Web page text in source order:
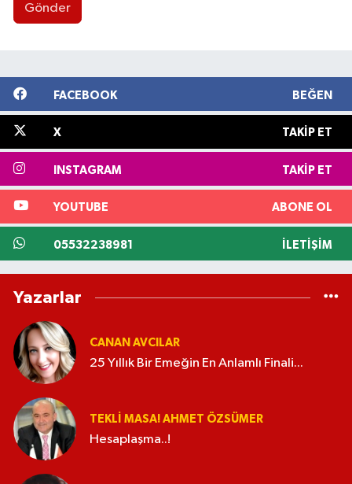
Gönder
FACEBOOK BEĞEN
X TAKIP ET
INSTAGRAM TAKIP ET
YOUTUBE ABONE OL
05532238981 İLETIŞIM
Yazarlar
CANAN AVCILAR
25 Yıllık Bir Emeğin En Anlamlı Finali...
TEKLI MASA! AHMET ÖZSÜMER
Hesaplaşma..!